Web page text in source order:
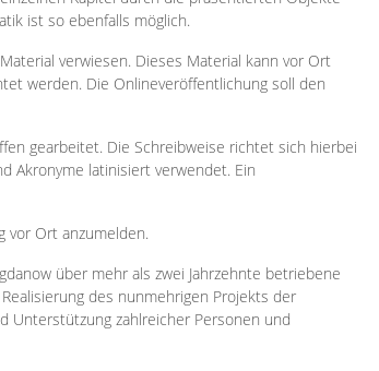
ist so ebenfalls möglich.
verwiesen. Dieses Material kann vor Ort
werden. Die Onlineveröffentlichung soll den
gearbeitet. Die Schreibweise richtet sich hierbei
Akronyme latinisiert verwendet. Ein
vor Ort anzumelden.
über mehr als zwei Jahrzehnte betriebene
des nunmehrigen Projekts der
Unterstützung zahlreicher Personen und